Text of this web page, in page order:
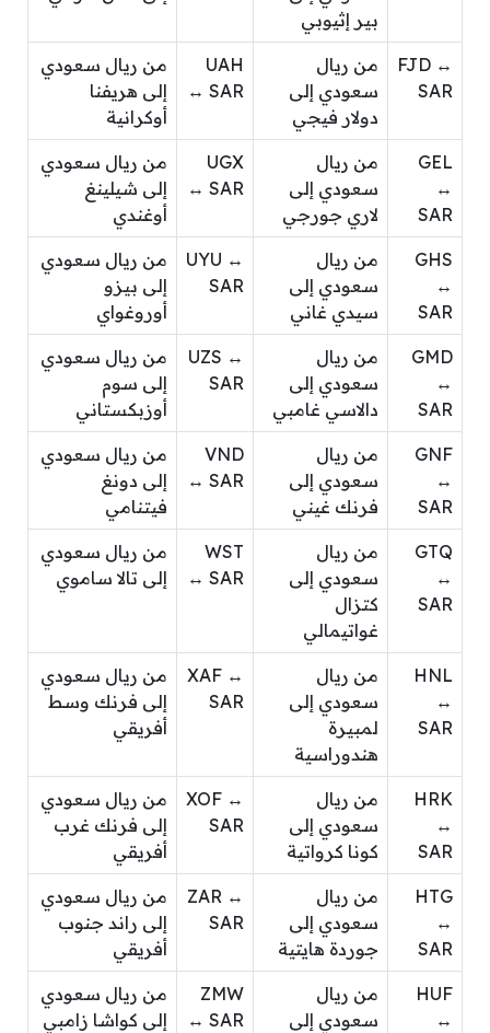
بير إثيوبي
FJD ↔
SAR
من ريال
سعودي إلى
دولار فيجي
UAH
↔ SAR
من ريال سعودي
إلى هريفنا
أوكرانية
GEL
↔
SAR
من ريال
سعودي إلى
لاري جورجي
UGX
↔ SAR
من ريال سعودي
إلى شيلينغ
أوغندي
GHS
↔
SAR
من ريال
سعودي إلى
سيدي غاني
UYU ↔
SAR
من ريال سعودي
إلى بيزو
أوروغواي
GMD
↔
SAR
من ريال
سعودي إلى
دالاسي غامبي
UZS ↔
SAR
من ريال سعودي
إلى سوم
أوزبكستاني
GNF
↔
SAR
من ريال
سعودي إلى
فرنك غيني
VND
↔ SAR
من ريال سعودي
إلى دونغ
فيتنامي
GTQ
↔
SAR
من ريال
سعودي إلى
كتزال
غواتيمالي
WST
↔ SAR
من ريال سعودي
إلى تالا ساموي
HNL
↔
SAR
من ريال
سعودي إلى
لمبيرة
هندوراسية
XAF ↔
SAR
من ريال سعودي
إلى فرنك وسط
أفريقي
HRK
↔
SAR
من ريال
سعودي إلى
كونا كرواتية
XOF ↔
SAR
من ريال سعودي
إلى فرنك غرب
أفريقي
HTG
↔
SAR
من ريال
سعودي إلى
جوردة هايتية
ZAR ↔
SAR
من ريال سعودي
إلى راند جنوب
أفريقي
HUF
↔
من ريال
سعودي إلى
ZMW
↔ SAR
من ريال سعودي
إلى كواشا زامبي